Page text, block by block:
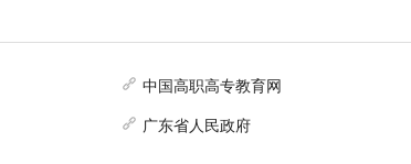
中国高职高专教育网
广东省人民政府